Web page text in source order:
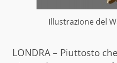
Illustrazione del
LONDRA – Piuttosto